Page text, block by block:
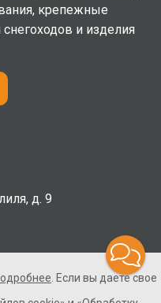
крепежные
и изделия
д. 9
права защищены. Не
. Если вы даете свое